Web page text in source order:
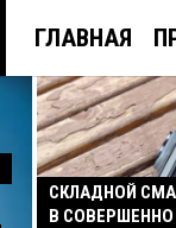
ГЛАВНАЯ
СКЛАДНОЙ
В